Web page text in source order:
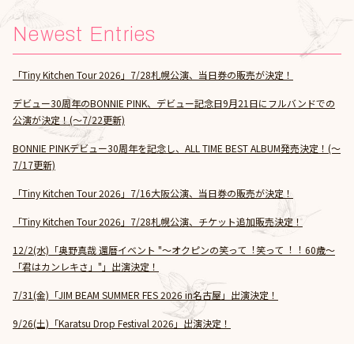
Newest Entries
「Tiny Kitchen Tour 2026」7/28札幌公演、当日券の販売が決定！
デビュー30周年のBONNIE PINK、デビュー記念日9月21日にフルバンドでの
公演が決定！(～7/22更新)
BONNIE PINKデビュー30周年を記念し、ALL TIME BEST ALBUM発売決定！(～
7/17更新)
「Tiny Kitchen Tour 2026」7/16大阪公演、当日券の販売が決定！
「Tiny Kitchen Tour 2026」7/28札幌公演、チケット追加販売決定！
12/2(水)「奥野真哉 還暦イベント "～オクピンの笑って︕笑って︕︕ 60歳～
「君はカンレキさ」"」出演決定！
7/31(金)「JIM BEAM SUMMER FES 2026 in名古屋」出演決定！
9/26(土)「Karatsu Drop Festival 2026」出演決定！